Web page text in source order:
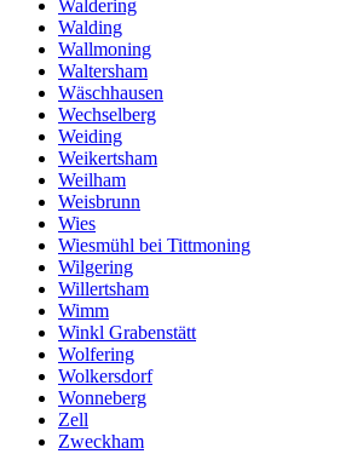
Waldering
Walding
Wallmoning
Waltersham
Wäschhausen
Wechselberg
Weiding
Weikertsham
Weilham
Weisbrunn
Wies
Wiesmühl bei Tittmoning
Wilgering
Willertsham
Wimm
Winkl Grabenstätt
Wolfering
Wolkersdorf
Wonneberg
Zell
Zweckham